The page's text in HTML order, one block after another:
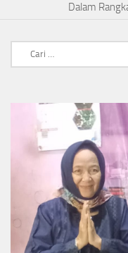
Dalam
untuk: